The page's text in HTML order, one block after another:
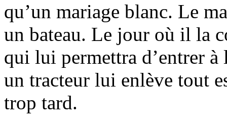
qu’un mariage blanc. Le
un bateau. Le jour où il la
qui lui permettra d’entrer à
un tracteur lui enlève tout
trop tard.